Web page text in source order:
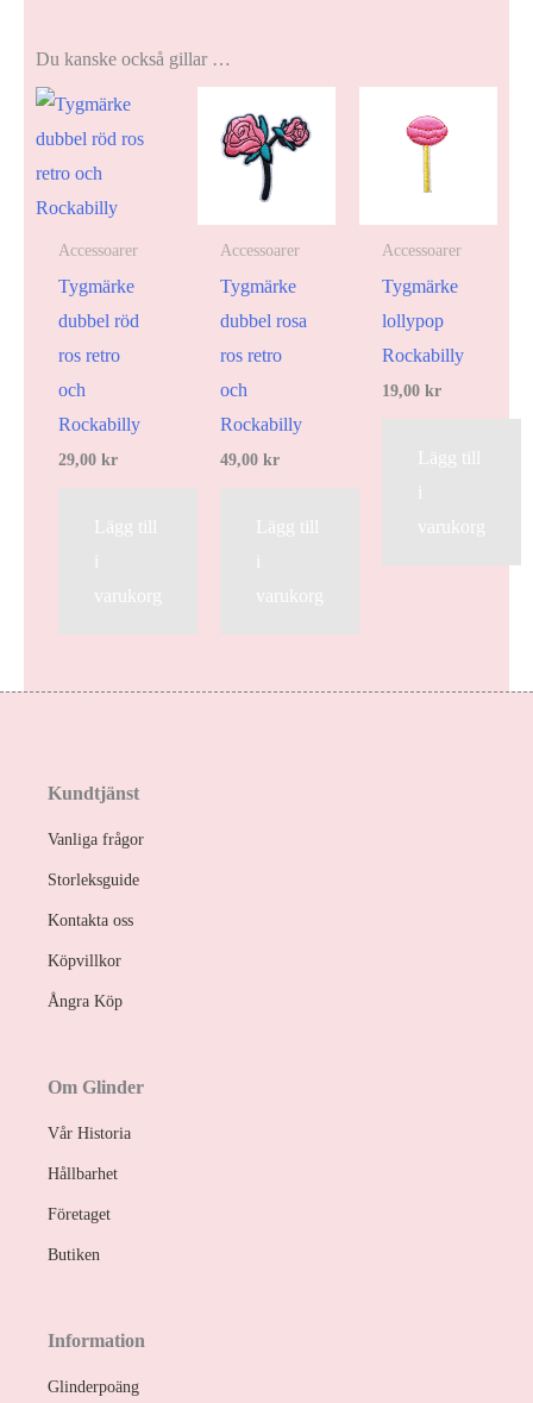
Du kanske också gillar …
Accessoarer
Tygmärke
dubbel röd
ros retro
och
Rockabilly
29,00kr
Lägg till
varukorg
Accessoarer
Tygmärke
dubbel rosa
ros retro
och
Rockabilly
49,00kr
Lägg till
varukorg
Accessoarer
Tygmärke
lollypop
Rockabilly
19,00kr
Lägg till
varukorg
Kundtjänst
Vanliga frågor
Storleksguide
Kontakta oss
Köpvillkor
Ångra Köp
Om Glinder
Vår Historia
Hållbarhet
Företaget
Butiken
Information
Glinderpoäng